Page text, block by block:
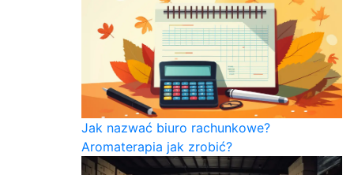
Jak nazwać biuro rachunkowe?
Aromaterapia jak zrobić?